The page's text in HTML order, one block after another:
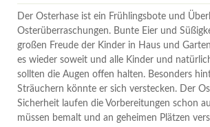
Mitternacht
in
Erscheinung
treten
Der Osterhase ist ein Frühlingsbote und
Osterüberraschungen. Bunte Eier und
großen Freude der Kinder in Haus und
es wieder soweit und alle Kinder und
sollten die Augen offen halten. Besonders
Sträuchern könnte er sich verstecken. Der
Sicherheit laufen die Vorbereitungen schon
müssen bemalt und an geheimen Plätzen